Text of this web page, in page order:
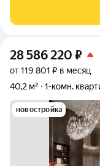
состоит из 42-
Серебряной. Рядом
28 586 220 ₽
от 119 801 ₽ в месяц
40,2 м²
1-комн.
новостройка